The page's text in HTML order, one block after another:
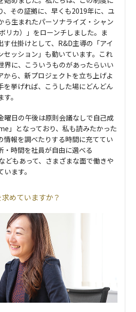
、その証拠に、早くも2019年に、ユ
ら生まれたパーソナライズ・シャン
リカ）」をローンチしました。ま
す仕掛けとして、R&D主導の「アイ
セッション」も動いています。これ
界に、こういうものがあったらいい
から、新プロジェクトを立ち上げよ
を挙げれば、こうした場にどんどん
。
曜日の午後は原則会議なしで自己成
」となっており、私も読みたかった
情報を調べたりする時間に充ててい
・時間を社員が自由に選べる
どもあって、さまざまな面で働きや
ます。
めていますか？